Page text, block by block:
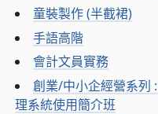
童裝製作 (半截裙)
手語高階
會計文員實務
創業/中小企經營系列
理系統使用簡介班